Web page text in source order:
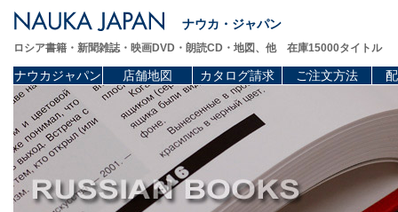
ナウカ・ジャパン
ロシア書籍・新聞雑誌・映画DVD・朗読CD・地図、他 在庫15000タイトル
ナウカジャパン 店舗地図 カタログ請求 ご注文方法